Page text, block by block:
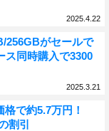
2025.4.22
256GBがセールで
ス同時購入で3300
2025.3.21
で約5.7万円！
割引